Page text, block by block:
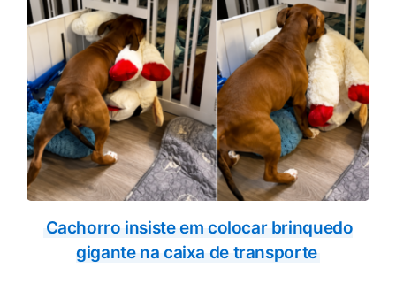
Cachorro insiste em colocar brinquedo
gigante na caixa de transporte